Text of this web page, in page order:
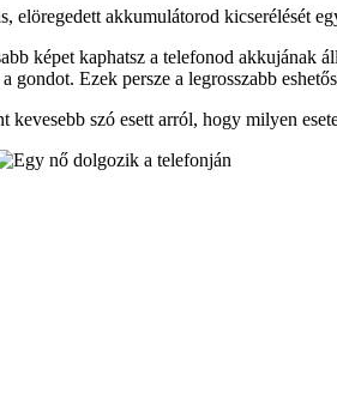
elöregedett akkumulátorod kicserélését
képet kaphatsz a telefonod
gondot. Ezek persze a legrosszabb
kevesebb szó esett arról, hogy milyen